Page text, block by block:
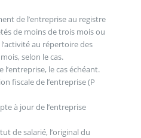
de l’entreprise au registre
de moins de trois mois ou
au répertoire des
selon le cas.
le cas échéant.
fiscale de l’entreprise (P
à jour de l’entreprise
de salarié, l’original du